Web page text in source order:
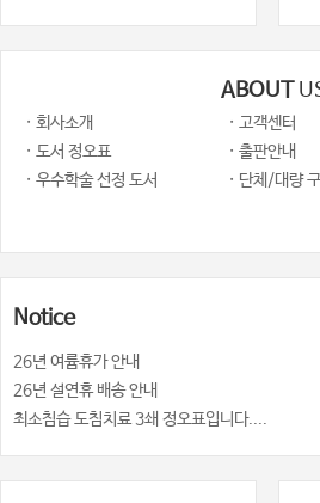
ABOUT
· 회사소개
· 고객센터
· 도서 정오표
· 출판안내
· 우수학술 선정 도서
· 단체/대량
Notice
26년 여륨휴가 안내
26년 설연휴 배송 안내
최소침습 도침치료 3쇄 정오표입니다....